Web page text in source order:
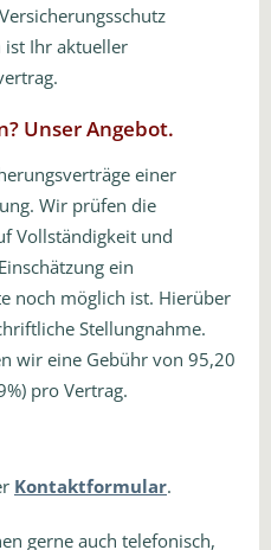
ist Ihr aktueller
Unser Angebot.
einer
Wir prüfen die
Vollständigkeit und
ein
noch möglich ist. Hierüber
Stellungnahme.
wir eine Gebühr von 95,20
pro Vertrag.
Kontaktformular.
gerne auch telefonisch,